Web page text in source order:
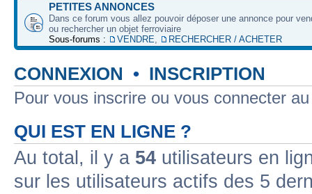
PETITES ANNONCES
Dans ce forum vous allez pouvoir déposer une annonce pour
ou rechercher un objet ferroviaire
Sous-forums :
VENDRE, RECHERCHER / ACHETER
CONNEXION • INSCRIPTION
Pour vous inscrire ou vous connecter
QUI EST EN LIGNE ?
Au total, il y a 54 utilisateurs en
sur les utilisateurs actifs des 5